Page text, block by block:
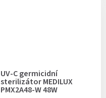
UV-C germicidní
sterilizátor MEDILUX
PMX2A48-W 48W